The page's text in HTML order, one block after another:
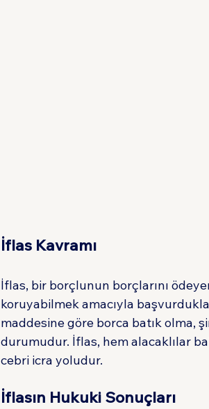
İflas Kavramı
İflas, bir borçlunun borçlarını
koruyabilmek amacıyla
maddesine göre borca batık olma,
durumudur. İflas, hem alacaklılar
cebri icra yoludur.
İflasın Hukuki Sonuçları